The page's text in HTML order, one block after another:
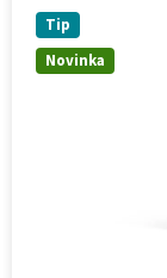
Novinka
Tip